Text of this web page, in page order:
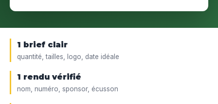
1 brief clair
quantité, tailles, logo, date idéale
1 rendu vérifié
nom, numéro, sponsor, écusson